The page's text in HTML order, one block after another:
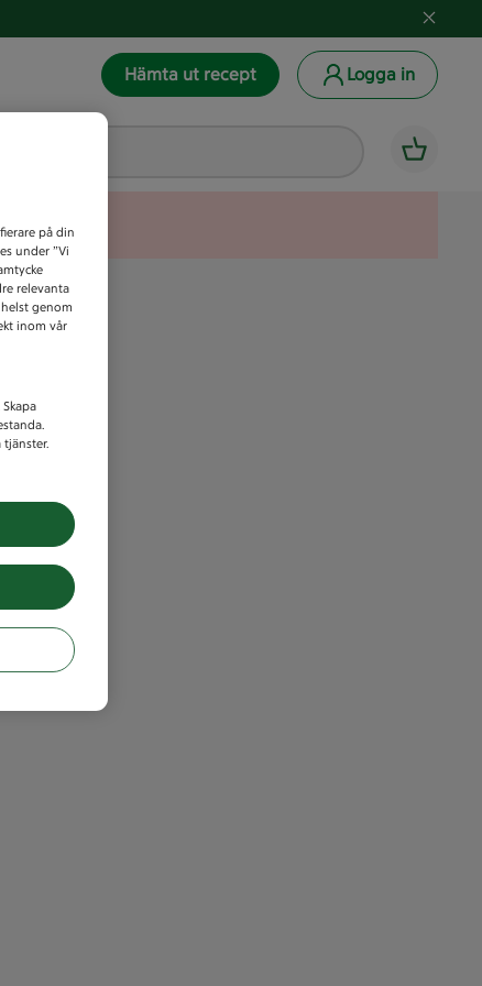
Hämta ut recept Logga in
på din
under ”Vi
relevanta
genom
inom vår